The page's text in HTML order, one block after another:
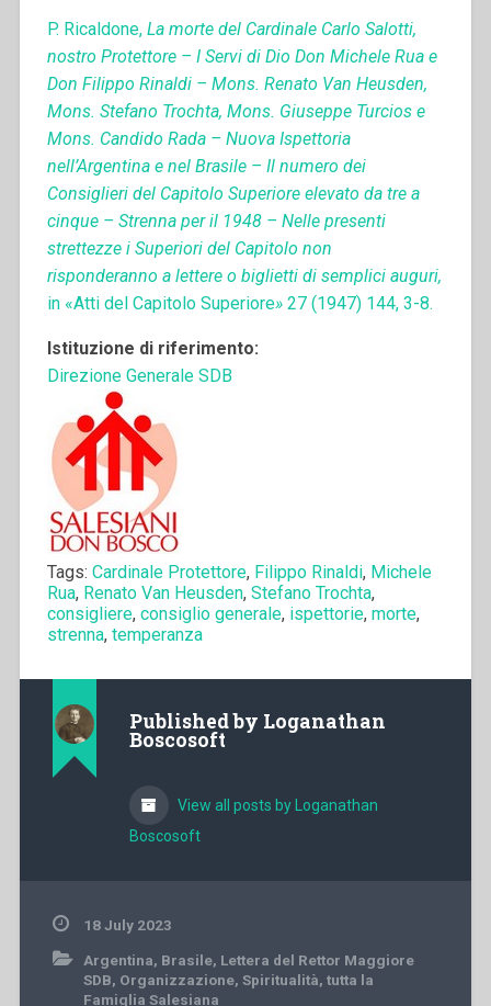
P. Ricaldone, La morte del Cardinale Carlo Salotti,
nostro Protettore – I Servi di Dio Don Michele Rua e
Don Filippo Rinaldi – Mons. Renato Van Heusden,
Mons. Stefano Trochta, Mons. Giuseppe Turcios e
Mons. Candido Rada – Nuova Ispettoria
nell’Argentina e nel Brasile – Il numero dei
Consiglieri del Capitolo Superiore elevato da tre a
cinque – Strenna per il 1948 – Nelle presenti
strettezze i Superiori del Capitolo non
risponderanno a lettere o biglietti di semplici auguri,
in «Atti del Capitolo Superiore»27 (1947) 144, 3-8.
Istituzione di riferimento:
Direzione Generale SDB
Tags: Cardinale Protettore, Filippo Rinaldi, Michele
Rua, Renato Van Heusden, Stefano Trochta,
consigliere, consiglio generale, ispettorie, morte,
strenna, temperanza
Published by Loganathan
Boscosoft
View all posts by Loganathan
Boscosoft
18 July 2023
Argentina, Brasile, Lettera del Rettor Maggiore
SDB, Organizzazione, Spiritualità, tutta la
Famiglia Salesiana